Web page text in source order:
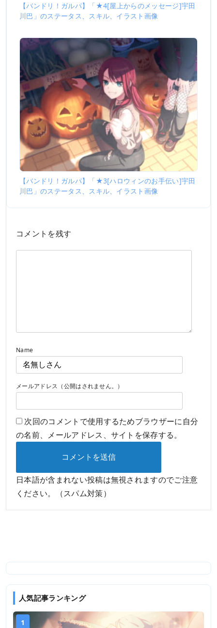
【バンドリ！ガルパ】「★4[屋上からのメッセージ]宇田
川巴」のステータス、スキル、イラスト画像
【バンドリ！ガルパ】「★3[ハロウィンのお手伝い]宇田
川巴」のステータス、スキル、イラスト画像
コメントを残す
Name
メールアドレス（公開はされません。）
次回のコメントで使用するためブラウザーに自分
の名前、メールアドレス、サイトを保存する。
日本語が含まれない投稿は無視されますのでご注意
ください。（スパム対策）
人気記事ランキング
1